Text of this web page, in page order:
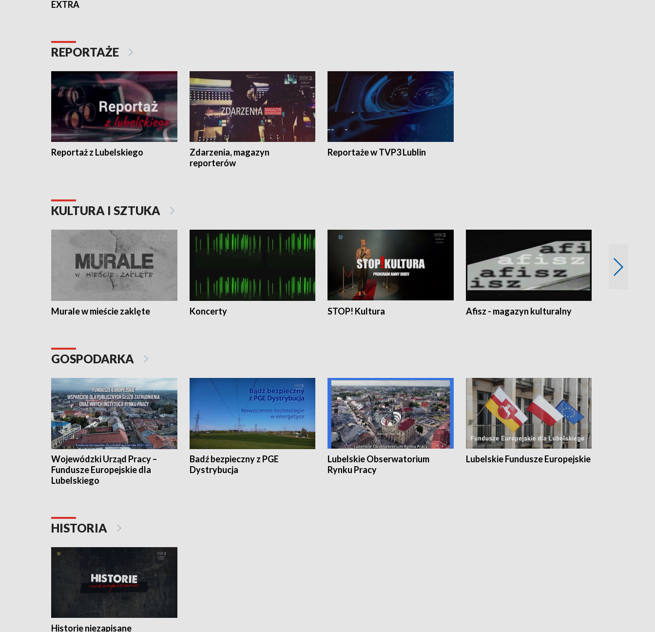
EXTRA
REPORTAŻE
Reportaż z Lubelskiego
Zdarzenia, magazyn
reporterów
Reportaże w TVP3 Lublin
KULTURA I SZTUKA
Murale w mieście zaklęte Koncerty STOP! Kultura Afisz - magazyn kulturalny
GOSPODARKA
Wojewódzki Urząd Pracy –
Fundusze Europejskie dla
Lubelskiego
Badź bezpieczny z PGE
Dystrybucja
Lubelskie Obserwatorium
Rynku Pracy
Lubelskie Fundusze Europejskie
HISTORIA
Historie niezapisane